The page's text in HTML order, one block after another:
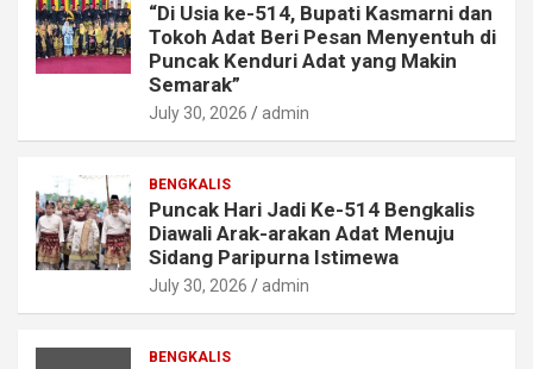
“Di Usia ke-514, Bupati Kasmarni dan
Tokoh Adat Beri Pesan Menyentuh di
Puncak Kenduri Adat yang Makin
Semarak”
July 30, 2026 admin
BENGKALIS
Puncak Hari Jadi Ke-514 Bengkalis
Diawali Arak-arakan Adat Menuju
Sidang Paripurna Istimewa
July 30, 2026 admin
BENGKALIS